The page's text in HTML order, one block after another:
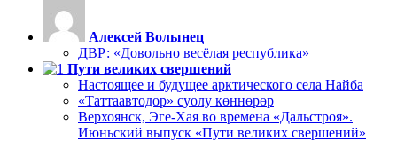
Алексей Волынец
ДВР: «Довольно весёлая республика»
Пути великих свершений
Настоящее и будущее арктического села Найба
«Таттаавтодор» суолу көннөрөр
Верхоянск, Эге-Хая во времена «Дальстроя».
Июньский выпуск «Пути великих свершений»